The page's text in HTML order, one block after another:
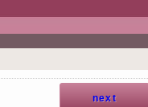
next